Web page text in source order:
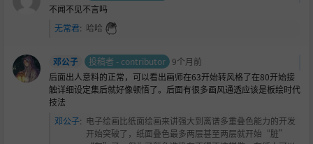
不闻不见不言吗
无常君: 哈哈
邓公子 投稿者 - contributor 9个月前
后面出人意料的正常，可以看出画师在63开始转风格了在80开始接
触详细设定集后就好像顿悟了。后面有很多画风通透应该是板绘时代
技法
邓公子: 电子绘画比纸面绘画来讲强大到离谱多重叠色能力的开发
开始突破了，纸面叠色最多两层甚至两层就开始“脏”